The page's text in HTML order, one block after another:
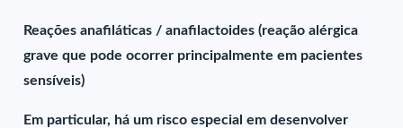
Reações anafiláticas / anafilactoides (reação alérgica
grave que pode ocorrer principalmente em pacientes
sensíveis)
Em particular, há um risco especial em desenvolver